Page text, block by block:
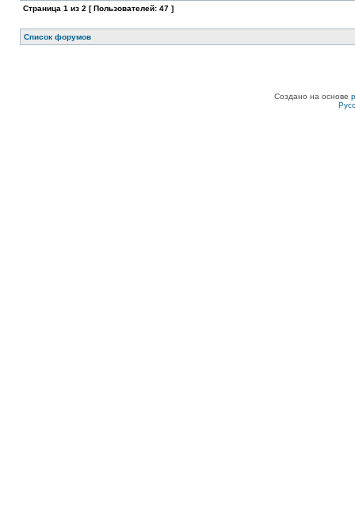
Страница 1 из 2 [ Пользователей: 47 ]
Список форумов
Создано на основе